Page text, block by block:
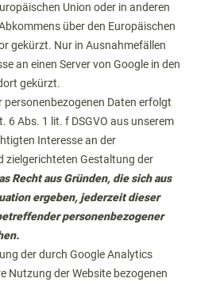
Union oder in anderen
über den Europäischen
gekürzt. Nur in Ausnahmefällen
an einen Server von Google in den
gekürzt.
personenbezogenen Daten erfolgt
6 Abs. 1 lit. f DSGVO aus unserem
Interesse an der
zielgerichteten Gestaltung der
Recht aus Gründen, die sich aus
ergeben, jederzeit dieser
personenbezogener
der durch Google Analytics
Nutzung der Website bezogenen